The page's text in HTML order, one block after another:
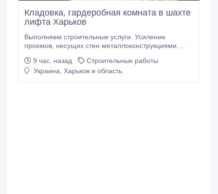
Кладовка, гардеробная комната в шахте
лифта Харьков
Выполняем строительные услуги. Усиление
проемов, несущих стен металлоконструкциями.
монтажные работы. Закупка, доставка металла для
усиления проемов. Проектирование,
9 час. назад
Строительные работы
Украина, Харьков и область